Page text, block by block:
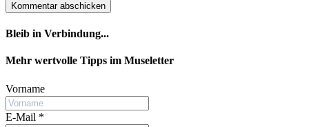
Bleib in Verbindung...
Facebook
YouTube
Instagram
Mehr wertvolle Tipps im Museletter
Vorname
E-Mail *